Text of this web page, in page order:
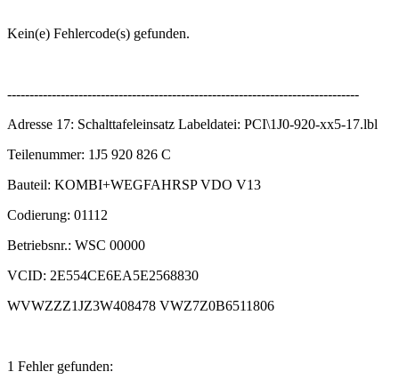
Kein(e) Fehlercode(s) gefunden.
-------------------------------------------------------------------------------
Adresse 17: Schalttafeleinsatz Labeldatei: PCI\1J0-920-xx5-17.lbl
Teilenummer: 1J5 920 826 C
Bauteil: KOMBI+WEGFAHRSP VDO V13
Codierung: 01112
Betriebsnr.: WSC 00000
VCID: 2E554CE6EA5E2568830
WVWZZZ1JZ3W408478 VWZ7Z0B6511806
1 Fehler gefunden: